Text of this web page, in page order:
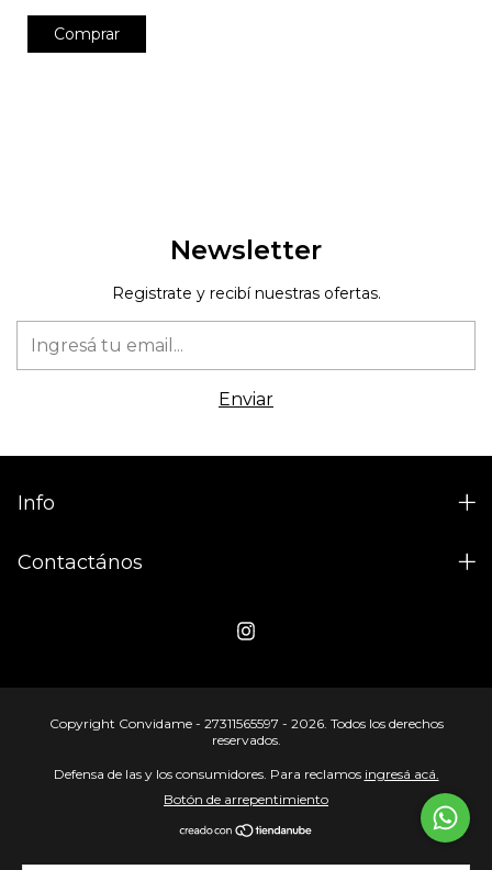
Newsletter
Registrate y recibí nuestras ofertas.
Info
Contactános
Copyright Convidame - 27311565597 - 2026. Todos los derechos
reservados.
Defensa de las y los consumidores. Para reclamos ingresá acá.
Botón de arrepentimiento